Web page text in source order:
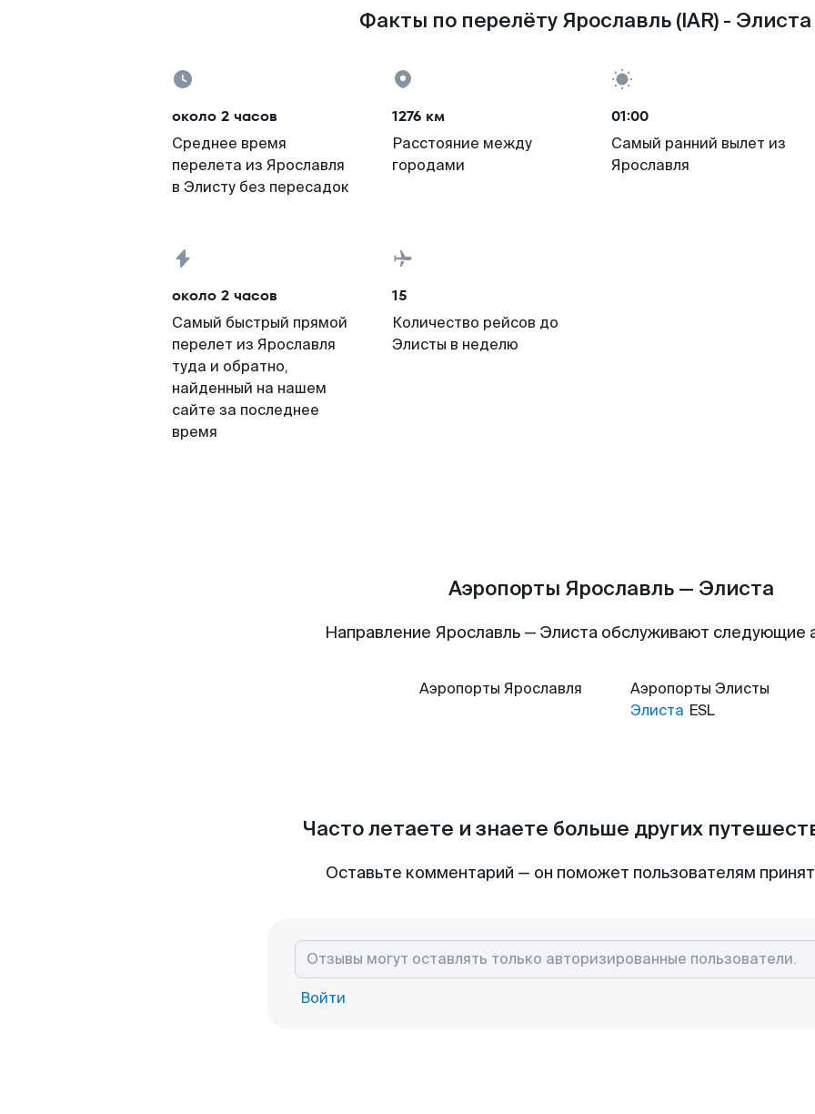
Факты по перелёту Ярославль (IAR) - Элиста
около 2 часов
Среднее время
перелета из Ярославля
в Элисту без пересадок
1276 км
Расстояние между
городами
01:00
Самый ранний вылет из
Ярославля
около 2 часов
Самый быстрый прямой
перелет из Ярославля
туда и обратно,
найденный на нашем
сайте за последнее
время
15
Количество рейсов до
Элисты в неделю
Аэропорты Ярославль — Элиста
Направление Ярославль — Элиста обслуживают следующие
Аэропорты Ярославля Аэропорты Элисты
Элиста ESL
Часто летаете и знаете больше других
Оставьте комментарий — он поможет пользователям
Войти